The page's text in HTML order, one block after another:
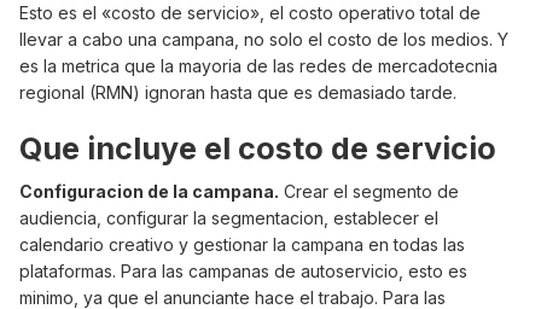
Esto es el «costo de servicio», el costo operativo total de
llevar a cabo una campana, no solo el costo de los medios. Y
es la metrica que la mayoria de las redes de mercadotecnia
regional (RMN) ignoran hasta que es demasiado tarde.
Que incluye el costo de servicio
Configuracion de la campana. Crear el segmento de
audiencia, configurar la segmentacion, establecer el
calendario creativo y gestionar la campana en todas las
plataformas. Para las campanas de autoservicio, esto es
minimo, ya que el anunciante hace el trabajo. Para las